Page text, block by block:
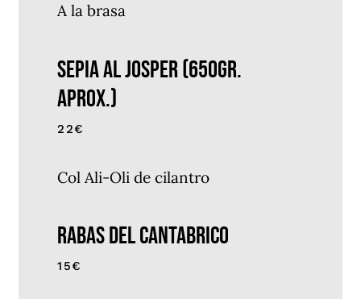
A la brasa
SEPIA AL JOSPER (650gr.
Aprox.)
22€
Col Ali-Oli de cilantro
rabas del cantabrico
15€